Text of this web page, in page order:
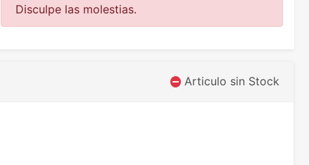
Disculpe las molestias.
Articulo sin Stock